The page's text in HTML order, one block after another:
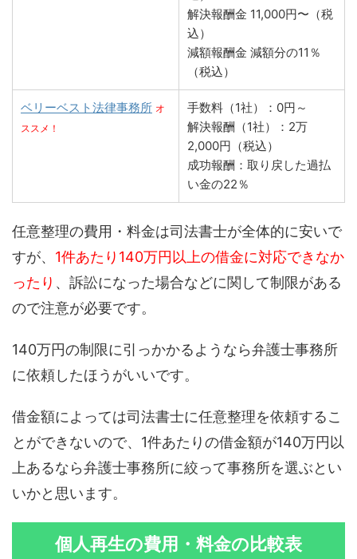
解決報酬金 11,000円〜（税
込）
減額報酬金 減額分の11％
（税込）
ベリーベスト法律事務所 オ
ススメ！
手数料（1社）：0円～
解決報酬（1社）：2万
2,000円（税込）
成功報酬：取り戻した過払
い金の22％
任意整理の費用・料金は司法書士が全体的に安いで
すが、 1件あたり140万円以上の借金に対応できなか
ったり 、訴訟になった場合などに関して制限がある
ので注意が必要です。
140万円の制限に引っかかるようなら弁護士事務所
に依頼したほうがいいです。
借金額によっては司法書士に任意整理を依頼するこ
とができないので、1件あたりの借金額が140万円以
上あるなら弁護士事務所に絞って事務所を選ぶとい
いかと思います。
個人再生の費用・料金の比較表